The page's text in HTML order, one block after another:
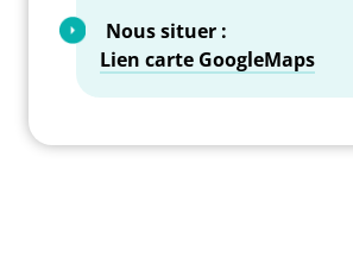
Nous situer :
Lien carte GoogleMaps